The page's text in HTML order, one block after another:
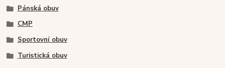
Pánská obuv
CMP
Sportovní obuv
Turistická obuv